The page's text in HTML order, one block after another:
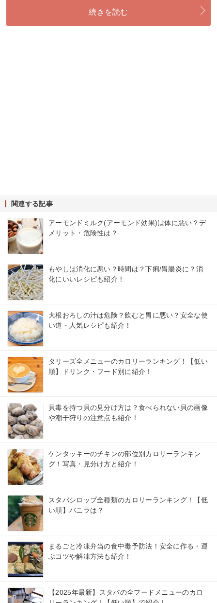
続きを読む
関連する記事
アーモンドミルク(アーモンド効果)は体に悪い？デ
メリット・危険性は？
もやしは消化に悪い？時間は？下痢/胃腸炎に？消
化にいいレシピも紹介！
大根おろしの汁は危険？飲むと胃に悪い？安全な使
い道・人気レシピも紹介！
タリーズ全メニューのカロリーランキング！【低い
順】ドリンク・フード別に紹介！
貝毒を持つ貝の見分け方は？食べられない貝の画像
や潮干狩りの注意点も紹介！
ケンタッキーのチキンの部位別カロリーランキン
グ！写真・見分け方と紹介！
スタバシロップ全種類のカロリーランキング！【低
い順】バニラは？
まるごと冷凍弁当の食中毒予防法！安全に作る・運
ぶコツや解凍方法も紹介！
【2025年最新】スタバの全フードメニューのカロ